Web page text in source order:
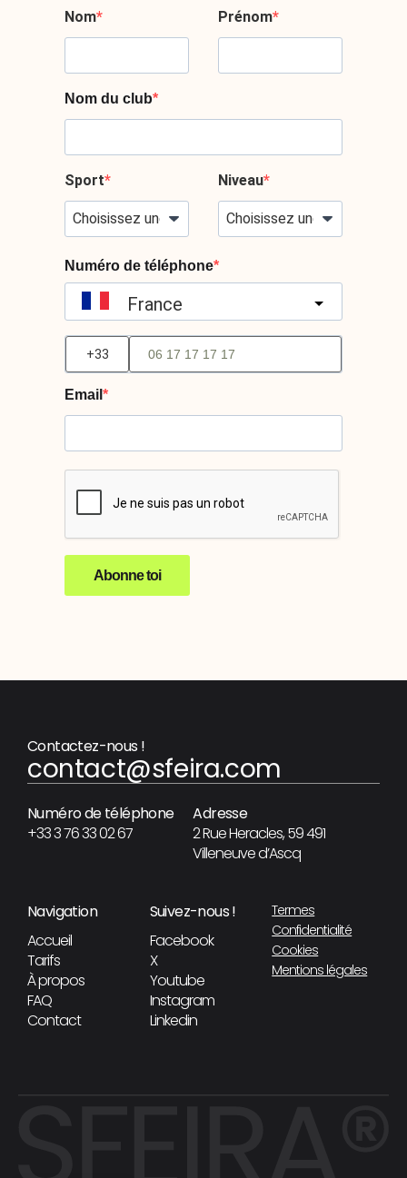
Nom Prénom
Nom du club
Sport Niveau
Numéro de téléphone
France
Email
Abonne toi
Contactez-nous !
contact@sfeira.com
Numéro de téléphone
+33 3 76 33 02 67
Adresse
2 Rue Heracles, 59 491
Villeneuve d’Ascq
Navigation
Accueil
Tarifs
À propos
FAQ
Contact
Suivez-nous !
Facebook
X
Youtube
Instagram
Linkedin
Termes
Confidentialité
Cookies
Mentions légales